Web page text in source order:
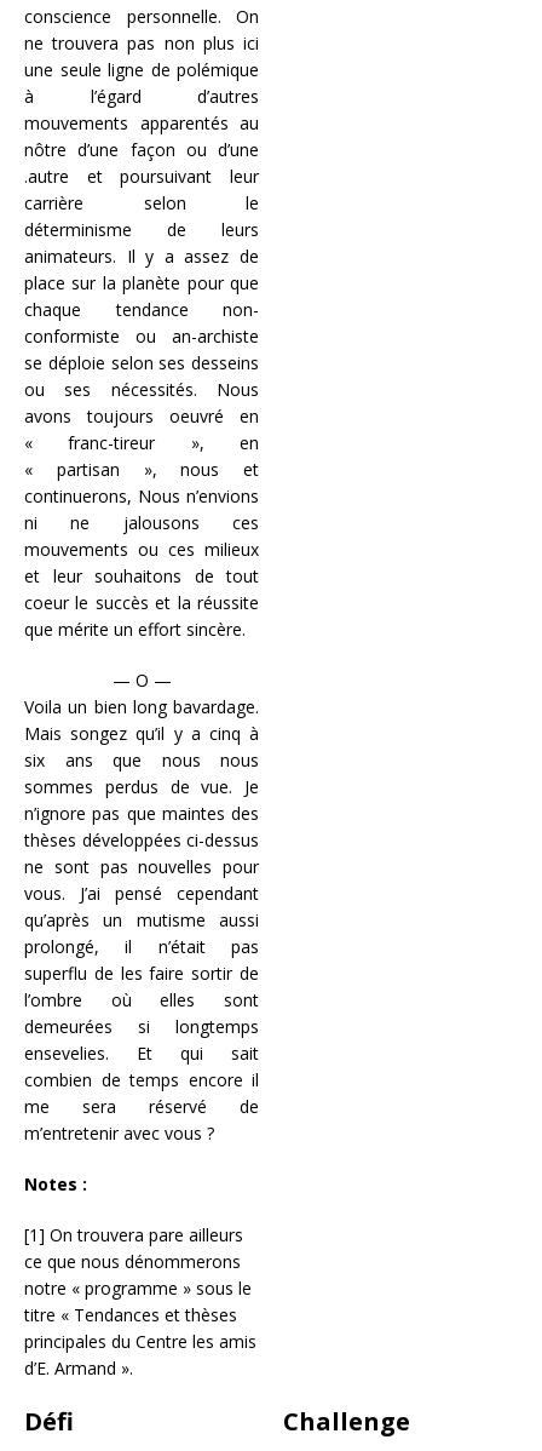
conscience personnelle. On
ne trouvera pas non plus ici
une seule ligne de polémique
à l’égard d’autres
mouvements apparentés au
nôtre d’une façon ou d’une
.autre et poursuivant leur
carrière selon le
déterminisme de leurs
animateurs. Il y a assez de
place sur la planète pour que
chaque tendance non-
conformiste ou an-archiste
se déploie selon ses desseins
ou ses nécessités. Nous
avons toujours oeuvré en
« franc-tireur », en
« partisan », nous et
continuerons, Nous n’envions
ni ne jalousons ces
mouvements ou ces milieux
et leur souhaitons de tout
coeur le succès et la réussite
que mérite un effort sincère.
— O —
Voila un bien long bavardage.
Mais songez qu’il y a cinq à
six ans que nous nous
sommes perdus de vue. Je
n’ignore pas que maintes des
thèses développées ci-dessus
ne sont pas nouvelles pour
vous. J’ai pensé cependant
qu’après un mutisme aussi
prolongé, il n’était pas
superflu de les faire sortir de
l’ombre où elles sont
demeurées si longtemps
ensevelies. Et qui sait
combien de temps encore il
me sera réservé de
m’entretenir avec vous ?
Notes :
[1] On trouvera pare ailleurs
ce que nous dénommerons
notre « programme » sous le
titre « Tendances et thèses
principales du Centre les amis
d’E. Armand ».
Défi Challenge